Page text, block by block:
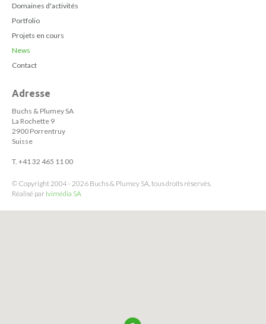
Domaines d'activités
Portfolio
Projets en cours
News
Contact
Adresse
Buchs & Plumey SA
La Rochette 9
2900 Porrentruy
Suisse
T. +41 32 465 11 00
© Copyright 2004 - 2026 Buchs & Plumey SA, tous droits réservés.
Réalisé par Ivimédia SA